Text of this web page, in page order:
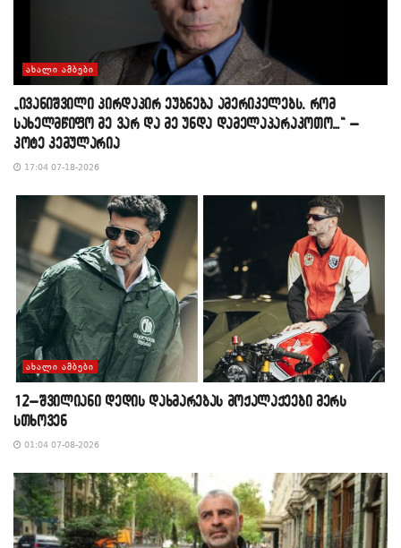
ᲐᲮᲐᲚᲘ ᲐᲛᲑᲔᲑᲘ
„ივანიშვილი პირდაპირ ეუბნება ამერიკელებს, რომ
სახელმწიფო მე ვარ და მე უნდა დამელაპარაკოთო…“ –
კოტე კემულარია
17:04 07-18-2026
ᲐᲮᲐᲚᲘ ᲐᲛᲑᲔᲑᲘ
12–შვილიანი დედის დახმარებას მოქალაქეები მერს
სთხოვენ
01:04 07-08-2026